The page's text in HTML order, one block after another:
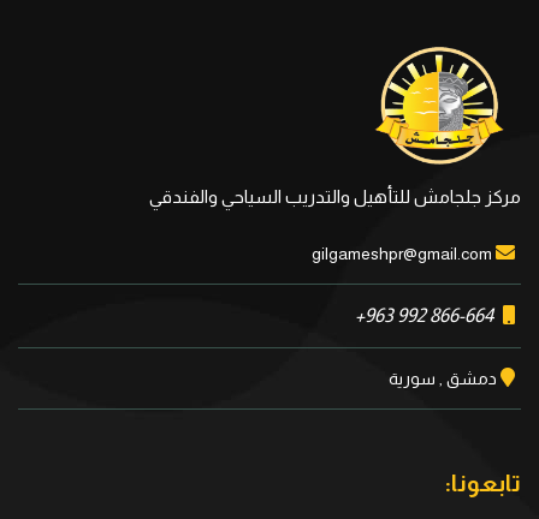
مركز جلجامش للتأهيل والتدريب السياحي والفندقي
+963 992 866-664
دمشق , سورية
تابعونا: